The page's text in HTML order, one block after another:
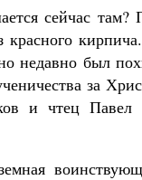
сейчас там?
красного
недавно был
за
и чтец
Великомученик Георгий
Роман